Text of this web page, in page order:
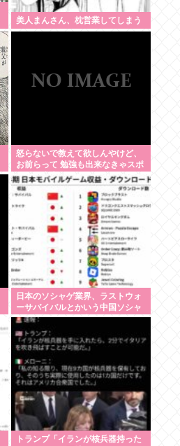
美人まんさん、枕営業してしまう
怒らないで教えて欲しんやけど、
お前らって 勉強も出来なきゃスポ
ーツも出来ない 面白くもなければ
顔も悪い クラスの5軍だったよ
ね？
日本のソシャゲ業界、ラストウォ
ーサバイバルとかいう中国ソシャ
ゲに覇権獲られて逝く
トランプ「イランが核兵器持った